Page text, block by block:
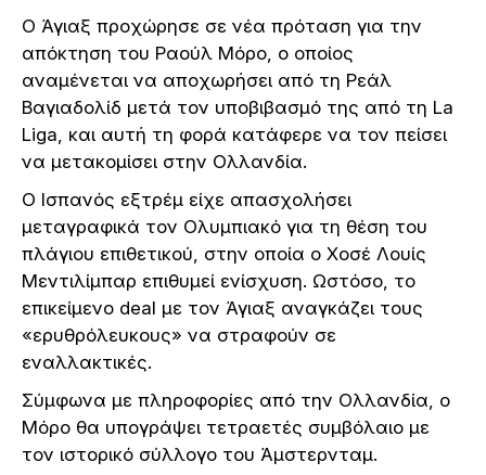
Ο Άγιαξ προχώρησε σε νέα πρόταση για την
απόκτηση του Ραούλ Μόρο, ο οποίος
αναμένεται να αποχωρήσει από τη Ρεάλ
Βαγιαδολίδ μετά τον υποβιβασμό της από τη La
Liga, και αυτή τη φορά κατάφερε να τον πείσει
να μετακομίσει στην Ολλανδία.
Ο Ισπανός εξτρέμ είχε απασχολήσει
μεταγραφικά τον Ολυμπιακό για τη θέση του
πλάγιου επιθετικού, στην οποία ο Χοσέ Λουίς
Μεντιλίμπαρ επιθυμεί ενίσχυση. Ωστόσο, το
επικείμενο deal με τον Άγιαξ αναγκάζει τους
«ερυθρόλευκους» να στραφούν σε
εναλλακτικές.
Σύμφωνα με πληροφορίες από την Ολλανδία, ο
Μόρο θα υπογράψει τετραετές συμβόλαιο με
τον ιστορικό σύλλογο του Άμστερνταμ.